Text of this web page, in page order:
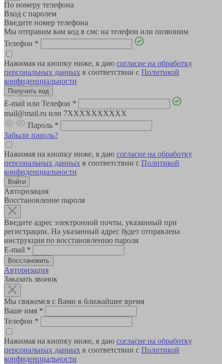
По номеру телефона
Вход с паролем
Введите номер телефона
Мы отправим вам код в смс на телефон или позвоним
Телефон *
Нажимая на кнопку ниже, я даю согласие на обработку
персональных данных в соответствии с Политикой
конфиденциальности
E-mail или Телефон *
mail@mail.ru или 7XXXXXXXXXX
Пароль *
Забыли пароль?
Нажимая на кнопку ниже, я даю согласие на обработку
персональных данных в соответствии с Политикой
конфиденциальности
Авторизация
Восстановление пароля
Введите адрес электронной почты, указанный при
регистрации. На указанный адрес будет отправлена
инструкция по восстановлению пароля
E-mail *
Авторизация
Заказать звонок
Мы свяжемся с Вами в ближайшее время
Ваше имя *
Телефон *
Нажимая на кнопку ниже, я даю согласие на обработку
персональных данных в соответствии с Политикой
конфиденциальности